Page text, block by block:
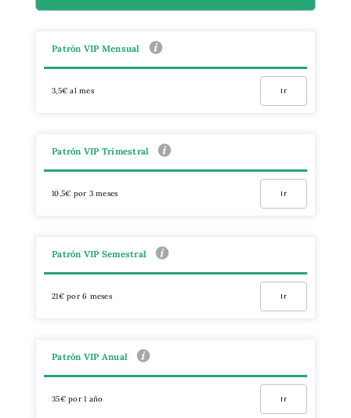
Patrón VIP Mensual
3,5€ al mes Ir
Patrón VIP Trimestral
10,5€ por 3 meses Ir
Patrón VIP Semestral
21€ por 6 meses Ir
Patrón VIP Anual
35€ por 1 año Ir